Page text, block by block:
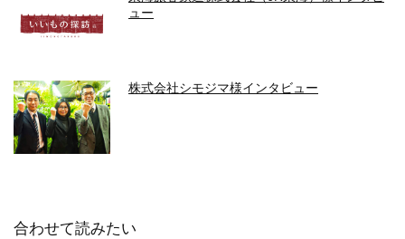
ュー
株式会社シモジマ様インタビュー
合わせて読みたい